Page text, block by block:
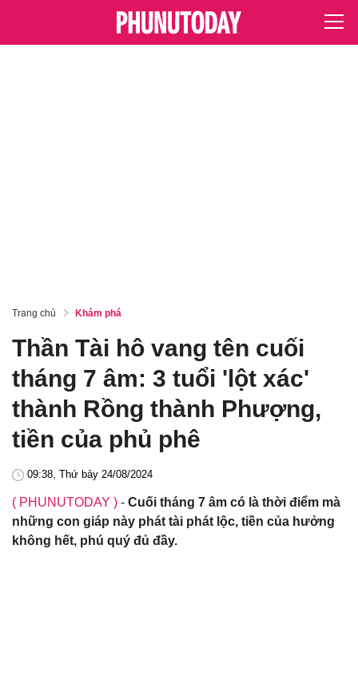
Trang chủ Khám phá
Thần Tài hô vang tên cuối
tháng 7 âm: 3 tuổi 'lột xác'
thành Rồng thành Phượng,
tiền của phủ phê
09:38, Thứ bảy 24/08/2024
( PHUNUTODAY ) - Cuối tháng 7 âm có là thời điểm mà
những con giáp này phát tài phát lộc, tiền của hưởng
không hết, phú quý đủ đầy.